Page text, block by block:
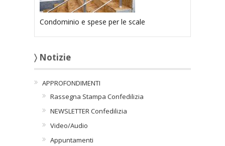
Condominio e spese per le scale
〉 Notizie
APPROFONDIMENTI
Rassegna Stampa Confedilizia
NEWSLETTER Confedilizia
Video/Audio
Appuntamenti